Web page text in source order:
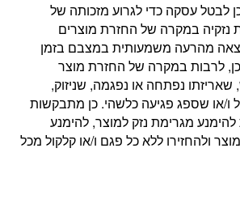
לבטל עסקה כדי לגרוע מזכותה של
במקרה של החזרת מוצרים
מהרעה משמעותית במצבם בזמן
לרבות במקרה של החזרת מוצר
נפתחה או נפגמה, שניזוק,
או שספג פגיעה כלשהי. כן מתבקשות
מגרימת נזק למוצר, להימנע
ולהחזירו ללא כל פגם ו/או קלקול מכל